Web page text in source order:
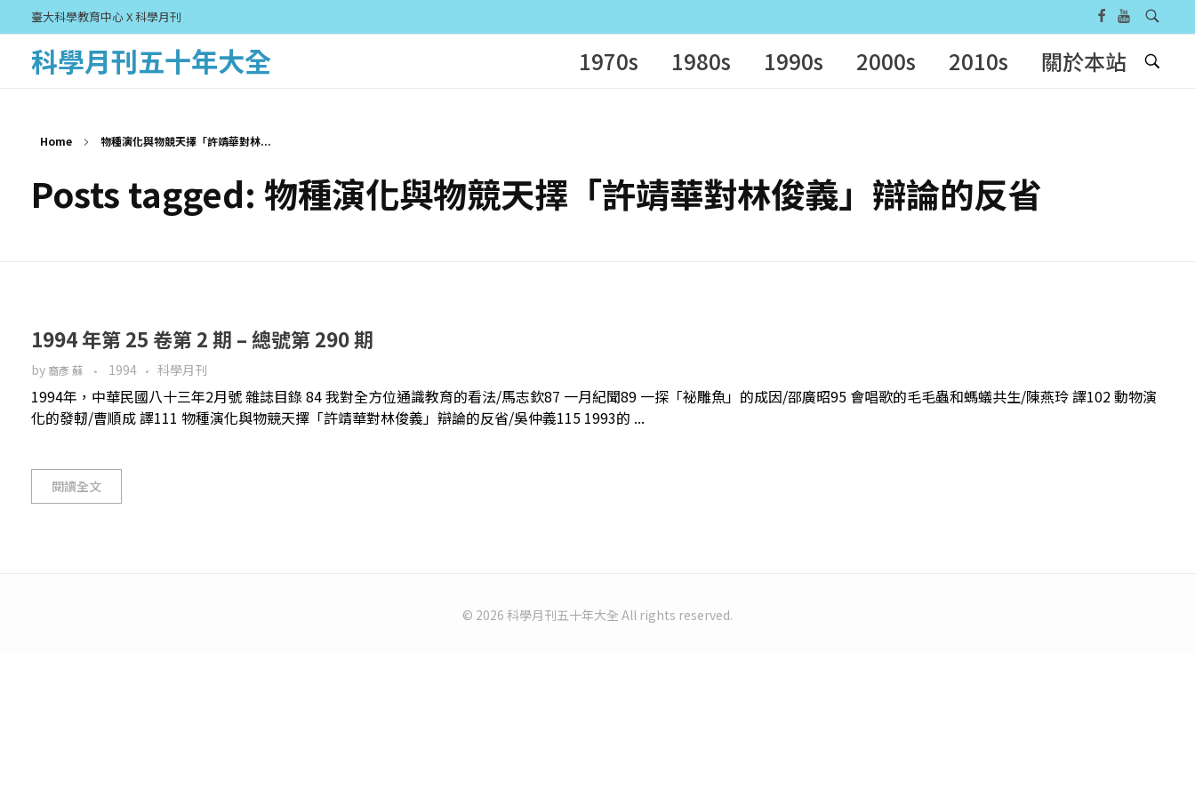
臺大科學教育中心 X 科學月刊
科學月刊五十年大全 1970s 1980s 1990s 2000s 2010s 關於本站
Home 物種演化與物競天擇「許靖華對林...
Posts tagged: 物種演化與物競天擇「許靖華對林俊義」辯論的反省
1994 年第 25 卷第 2 期 – 總號第 290 期
by 裔彥 蘇 1994 科學月刊
1994年，中華民國八十三年2月號 雜誌目錄 84 我對全方位通識教育的看法/馬志欽87 一月紀聞89 一探「祕雕魚」的成因/邵廣昭95 會唱歌的毛毛蟲和螞蟻共生/陳燕玲 譯102 動物演
化的發軔/曹順成 譯111 物種演化與物競天擇「許靖華對林俊義」辯論的反省/吳仲義115 1993的 ...
閱讀全文
© 2026 科學月刊五十年大全 All rights reserved.